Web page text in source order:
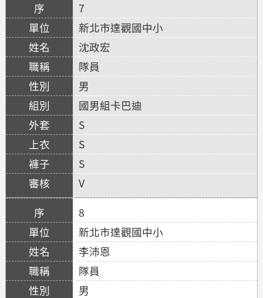
7
新北市達觀國中小
沈政宏
隊員
男
國男組卡巴迪
S
S
S
V
8
新北市達觀國中小
李沛恩
隊員
男